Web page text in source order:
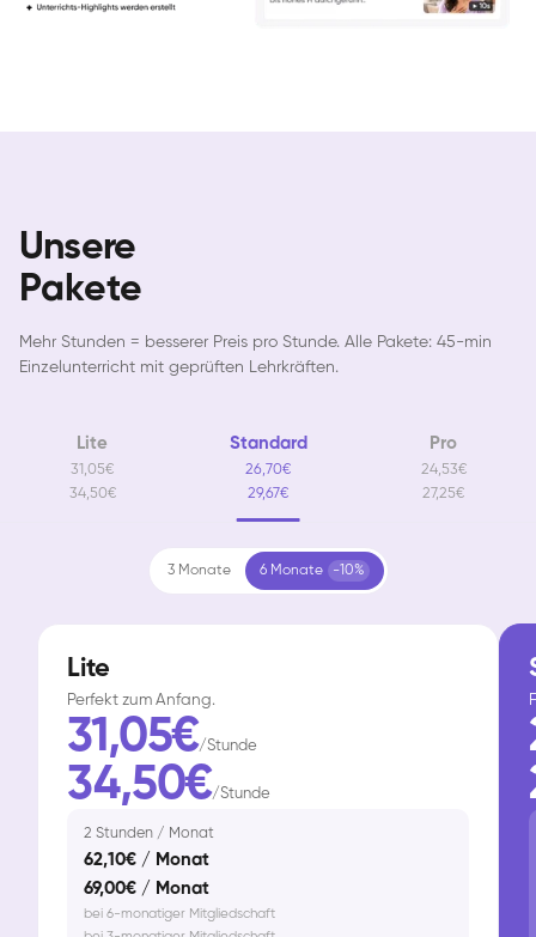
Unsere
Pakete
Mehr Stunden = besserer Preis pro Stunde. Alle Pakete: 45-min
Einzelunterricht mit geprüften Lehrkräften.
Lite
31,05€
34,50€
Standard
26,70€
29,67€
Pro
24,53€
27,25€
3 Monate 6 Monate -10%
Lite
Perfekt zum Anfang.
31,05€/Stunde
34,50€/Stunde
2 Stunden / Monat
62,10€ / Monat
69,00€ / Monat
bei 6-monatiger Mitgliedschaft